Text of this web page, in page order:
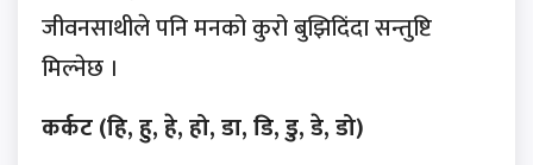
जीवनसाथीले पनि मनको कुरो बुझिदिंदा सन्तुष्टि
मिल्नेछ ।
कर्कट (हि, हु, हे, हो, डा, डि, डु, डे, डो)